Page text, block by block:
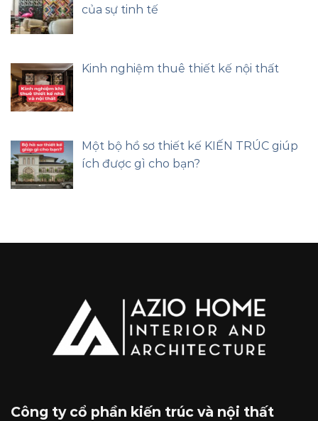
của sự tinh tế
Kinh nghiệm thuê thiết kế nội thất
Một bộ hồ sơ thiết kế KIẾN TRÚC giúp
ích được gì cho bạn?
Công ty cổ phần kiến trúc và nội thất